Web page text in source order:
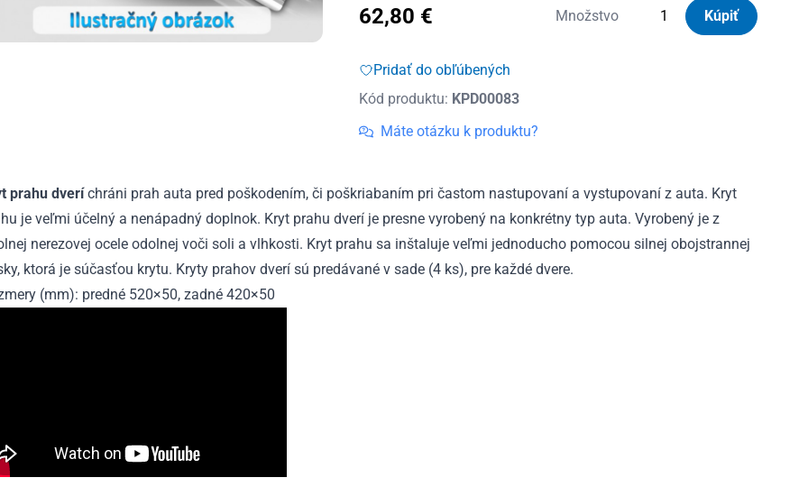
62,80 € Množstvo
množstvo
2011
–
2018
Kúpiť
Pridať do obľúbených
Kód produktu: KPD00083
Máte otázku k produktu?
prahu dveríchráni prah auta pred poškodením, či poškriabaním pri častom nastupovaní a vystupovaní z auta. Kryt
je veľmi účelný a nenápadný doplnok. Kryt prahu dverí je presne vyrobený na konkrétny typ auta. Vyrobený je z
nerezovej ocele odolnej voči soli a vlhkosti. Kryt prahu sa inštaluje veľmi jednoducho pomocou silnej obojstrannej
ktorá je súčasťou krytu. Kryty prahov dverí sú predávané v sade (4 ks), pre každé dvere.
(mm): predné 520×50, zadné 420×50